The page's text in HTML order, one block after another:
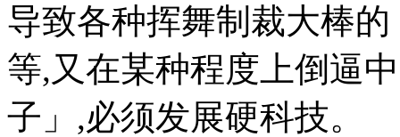
导致各种挥舞制裁大棒
等,又在某种程度上倒逼
子」,必须发展硬科技。